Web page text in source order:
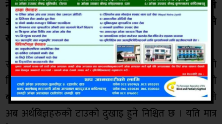
नेपालीहरु आफ्नो देस फर्कने अबस्था आउँछ जसले
अर्थतन्त्रमा पार्ने दुरगामी असर आकलन गर्न नसकिने
खालको हुन सक्नेछ ।
स्वदेश फर्कने नेपालिलाइ कसरी ब्यबस्थापन गर्ने, गुमेको
बिप्रेषणको बिकल्प के हुने, बिदेसी मुद्राको सन्चिती कसरी
बढाउने तथा भुक्तानी सन्तुलन कसरी कायम गर्ने भन्ने चुनौतीले
अब अर्थबिज्ञहरुको टाउको दुखाइ हुने निश्चित छ । यति मात्र